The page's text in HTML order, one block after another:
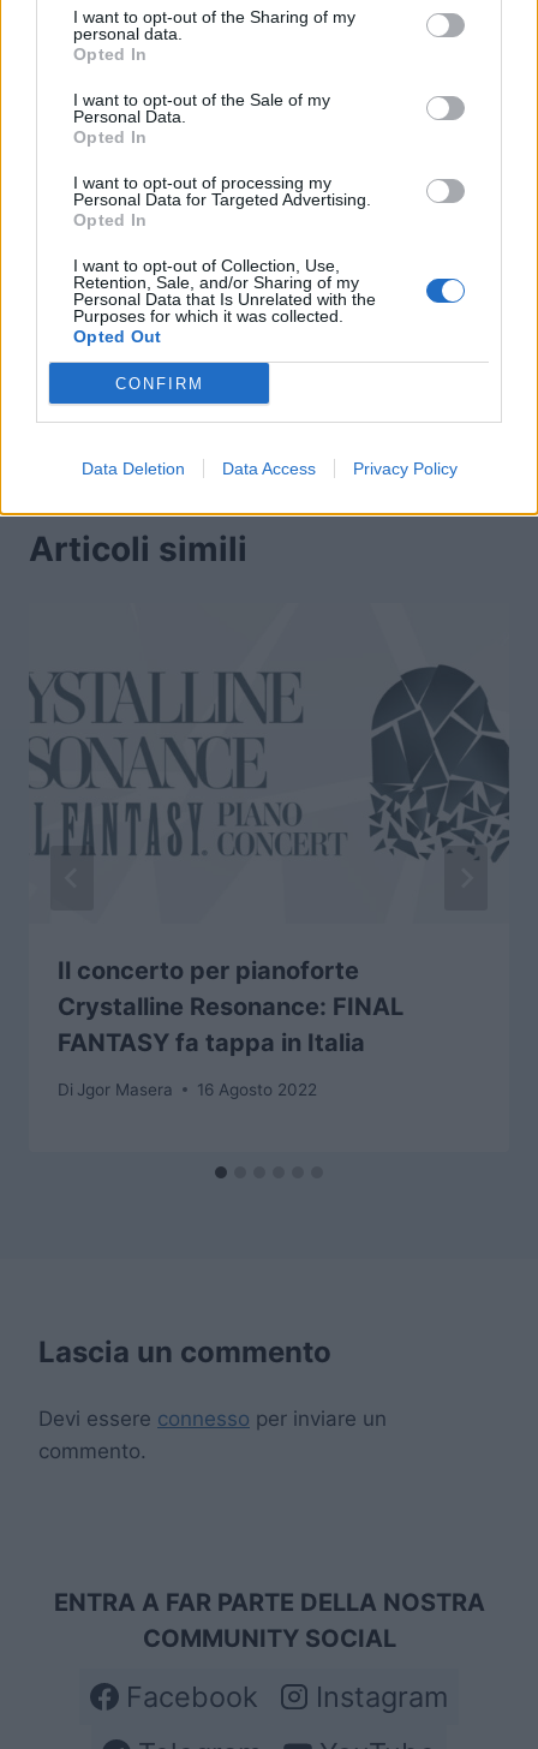
I want to opt-out of the Sharing of my
personal data.
Opted In
I want to opt-out of the Sale of my
Personal Data.
Opted In
I want to opt-out of processing my
Personal Data for Targeted Advertising.
Opted In
I want to opt-out of Collection, Use,
Retention, Sale, and/or Sharing of my
Personal Data that Is Unrelated with the
Purposes for which it was collected.
Opted Out
CONFIRM
Data Deletion Data Access Privacy Policy
E voi cosa ne pensate? Siete felici di
apprendere questa notizia? Come sempre, vi
invitiamo a dircelo nei commenti.
Navigazione
articoli
Annunciato
ufficialmente Stranger
of Paradise: Final
Fantasy Origin
Yoshida aggiorna sullo
stato dei lavori di Final
Articoli simili
Il concerto per pianoforte
Crystalline Resonance: FINAL
FANTASY fa tappa in Italia
Di Jgor Masera 16 Agosto 2022
Lascia un commento
Devi essere connesso per inviare un
commento.
ENTRA A FAR PARTE DELLA NOSTRA
COMMUNITY SOCIAL
Facebook
Instagram